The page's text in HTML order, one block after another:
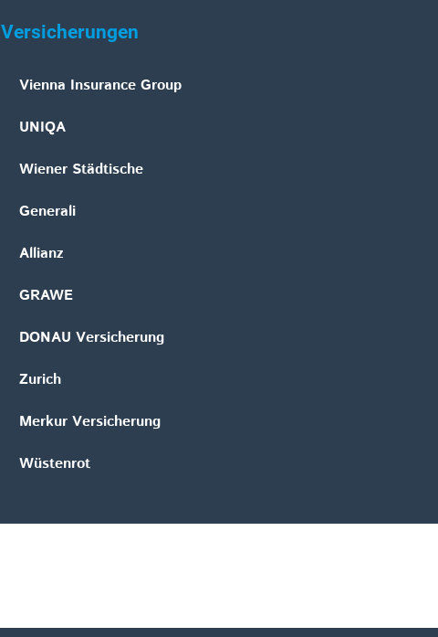
Versicherungen
Vienna Insurance Group
UNIQA
Wiener Städtische
Generali
Allianz
GRAWE
DONAU Versicherung
Zurich
Merkur Versicherung
Wüstenrot